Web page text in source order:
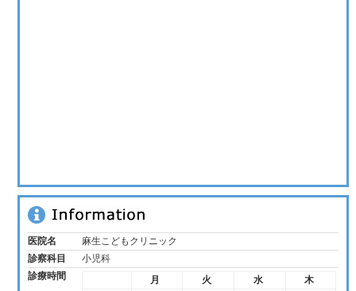
医院名
麻生こどもクリニック
診察科目
小児科
診療時間
月 火 水
木